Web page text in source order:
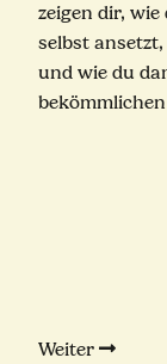
zeigen dir,
selbst
und wie du
Weiter